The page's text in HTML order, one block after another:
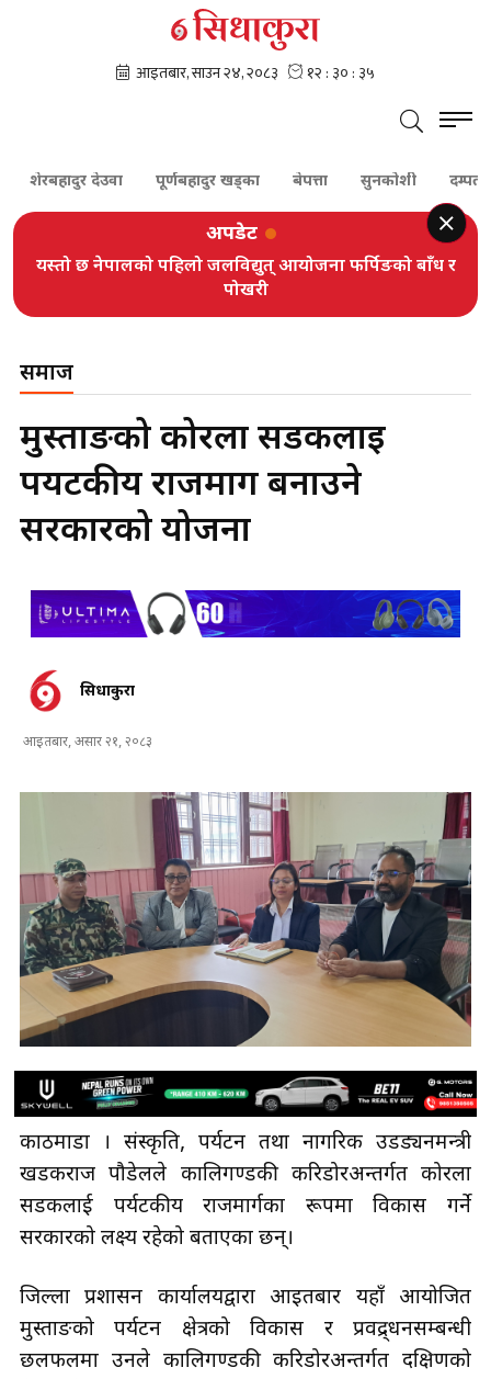
शेरबहादुर देउवा पूर्णबहादुर खड्का बेपत्ता सुनकोशी दम्पती
अपडेट
यस्तो छ नेपालको पहिलो जलविद्युत् आयोजना फर्पिङको बाँध र
पोखरी
समाज
मुस्ताङको कोरला सडकलाई
पर्यटकीय राजमार्ग बनाउने
सरकारको योजना
सिधाकुरा
आइतबार, असार २१, २०८३
काठमाडौँ । संस्कृति, पर्यटन तथा नागरिक उडड्यनमन्त्री
खडकराज पौडेलले कालिगण्डकी करिडोरअन्तर्गत कोरला
सडकलाई पर्यटकीय राजमार्गका रूपमा विकास गर्ने
सरकारको लक्ष्य रहेको बताएका छन्।
जिल्ला प्रशासन कार्यालयद्वारा आइतबार यहाँ आयोजित
मुस्ताङको पर्यटन क्षेत्रको विकास र प्रवद्र्धनसम्बन्धी
छलफलमा उनले कालिगण्डकी करिडोरअन्तर्गत दक्षिणको